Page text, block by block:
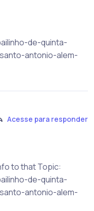
de-quinta-
antonio-alem-
Acesse para responder
to that Topic:
de-quinta-
antonio-alem-